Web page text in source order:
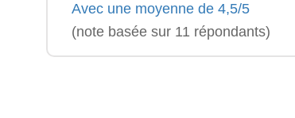
Avec une moyenne de 4,5/5
(note basée sur 11 répondants)